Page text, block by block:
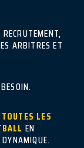
ARBITRES ET
LES
EN